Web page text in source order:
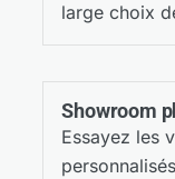
large choix
Showroom
Essayez les